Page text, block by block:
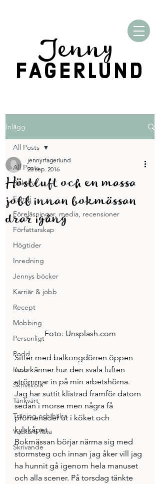
Jenny
FAGERLUND
Inlägg
All Posts
Boktips
Familj
Föreläsningar, media, recensioner
Författarskap
Högtider
Inredning
Jennys böcker
Karriär & jobb
Recept
Mobbing
Personligt
Podd
Resor
Skrivskola
Tänkvärt
Träning och hälsa
Veckans lista
Skrivande
All Posts
Höstluft och en massa
jobb innan bokmässan
drar igång
jennyrfagerlund
20 sep. 2016
Foto: Unsplash.com
Sitter med balkongdörren öppen
och känner hur den svala luften
strömmar in på min arbetshörna.
Jag har suttit klistrad framför datorn
sedan i morse men några få
promenader ut i köket och
kylskåpet.
Bokmässan börjar närma sig med
stormsteg och innan jag åker vill jag
ha hunnit gå igenom hela manuset
och alla scener. På torsdag tänkte